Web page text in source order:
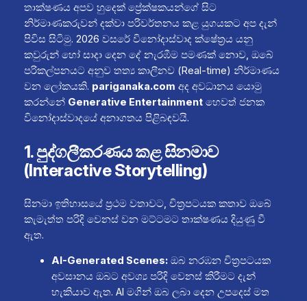
තාක්ෂණය අපව හුදෙක් ප්‍රේක්ෂකයන්ගේ සිට
නිර්මාණකරුවන් දක්වා පරිවර්තනය කළ යුගයකට අප දැන්
පිවිස සිටිමු. 2026 වසරේ විනෝදාස්වාද ක්ෂේත්‍රය යනු
කවුරුන් හෝ සාදා දෙන දේ නැරඹීම පමණක් නොව, ඔබේ
පරිකල්පනයට අනුව තත්‍ය කාලීනව (Real-time) නිර්මාණය
වන ලෝකයකි. pariganaka.com අද අවධානය යොමු
කරන්නේ Generative Entertainmentහෙවත් ජනක
විනෝදාස්වාදයේ අනාගතය පිළිබඳවයි.
1. පුද්ගලීකරණය කළ සිනමාව
(Interactive Storytelling)
සිනමා ඉතිහාසයේ ප්‍රථම වතාවට, චිත්‍රපටයක කතාව ඔබේ
කැමැත්ත පරිදි වෙනස් වන මට්ටමට තාක්ෂණය දියුණු වී
ඇත.
AI-Generated Scenes:ඔබ නරඹන චිත්‍රපටයක
අවසානය ඔබට අවශ්‍ය පරිදි වෙනස් කිරීමට දැන්
හැකියාව ඇත. AI මගින් ඔබ ලබා දෙන උපදෙස් මත